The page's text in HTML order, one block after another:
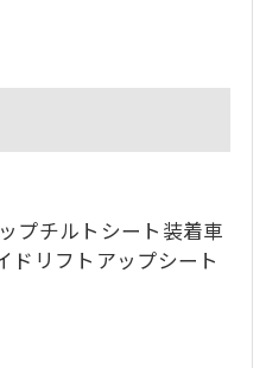
プチルトシート装着車
ドリフトアップシート